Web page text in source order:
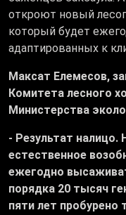
откроют новый
который будет
адаптированных к
Максат Елемесов,
Комитета лесного
Министерства
- Результат
естественное
ежегодно
порядка 20 тысяч
пяти лет